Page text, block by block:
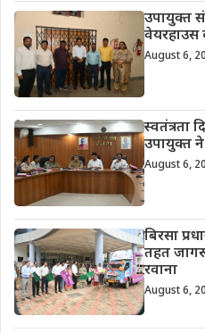
उपायुक्त
वेयरहाउस
August 6,
स्वतंत्रता
उपायुक्त
August 6,
बिरसा
तहत
रवाना
August 6,